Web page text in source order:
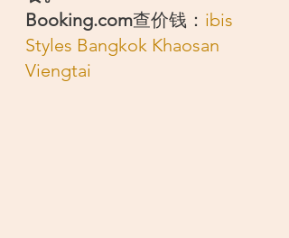
Booking.com查价钱： ibis
Styles Bangkok Khaosan
Viengtai